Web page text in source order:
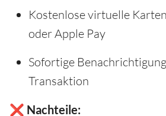
Kostenlose virtuelle
oder Apple Pay
Sofortige
Transaktion
❌ Nachteile: